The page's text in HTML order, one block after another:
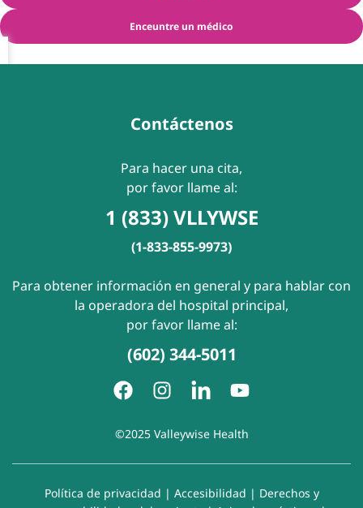
Enceuntre un médico
Contáctenos
Para hacer una cita,
por favor llame al:
1 (833) VLLYWSE
(1-833-855-9973)
Para obtener información en general y para hablar con
la operadora del hospital principal,
por favor llame al:
(602) 344-5011
©2025 Valleywise Health
Política de privacidad | Accesibilidad | Derechos y